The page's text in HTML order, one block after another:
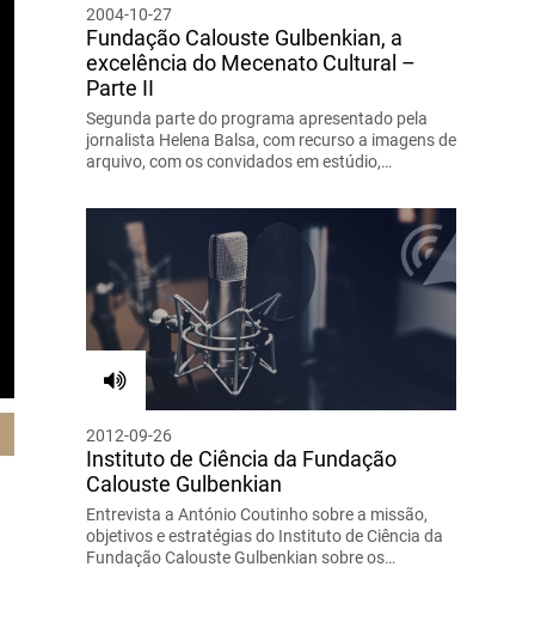
2004-10-27
Fundação Calouste Gulbenkian, a
excelência do Mecenato Cultural –
Parte II
Segunda parte do programa apresentado pela
jornalista Helena Balsa, com recurso a imagens de
arquivo, com os convidados em estúdio,…
2012-09-26
Instituto de Ciência da Fundação
Calouste Gulbenkian
Entrevista a António Coutinho sobre a missão,
objetivos e estratégias do Instituto de Ciência da
Fundação Calouste Gulbenkian sobre os…